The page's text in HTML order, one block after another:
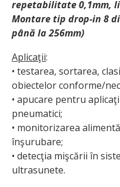
repetabilitate 0,1mm,
Montare tip drop-in 8
până la 256mm)
Aplicaţii:
• testarea, sortarea,
obiectelor conforme/
• apucare pentru
pneumatici;
• monitorizarea
înşurubare;
• detecţia mişcării în
ultrasunete.